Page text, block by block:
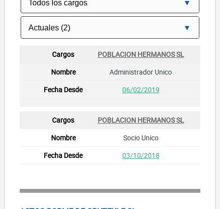
POBLACION HERMANOS SL
Administrador Unico
06/02/2019
POBLACION HERMANOS SL
Socio Unico
03/10/2018